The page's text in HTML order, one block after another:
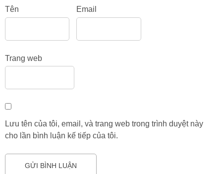
Tên Email
Trang web
Lưu tên của tôi, email, và trang web trong trình duyệt này
cho lần bình luận kế tiếp của tôi.